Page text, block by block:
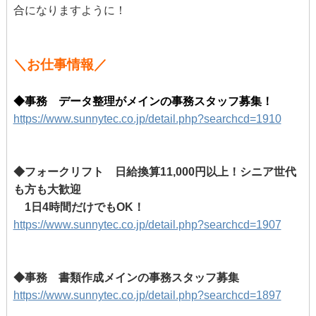
合になりますように！
＼お仕事情報／
◆事務 データ整理がメインの事務スタッフ募集！
https://www.sunnytec.co.jp/detail.php?searchcd=1910
◆フォークリフト 日給換算11,000円以上！シニア世代
も方も大歓迎
1日4時間だけでもOK！
https://www.sunnytec.co.jp/detail.php?searchcd=1907
◆事務 書類作成メインの事務スタッフ募集
https://www.sunnytec.co.jp/detail.php?searchcd=1897